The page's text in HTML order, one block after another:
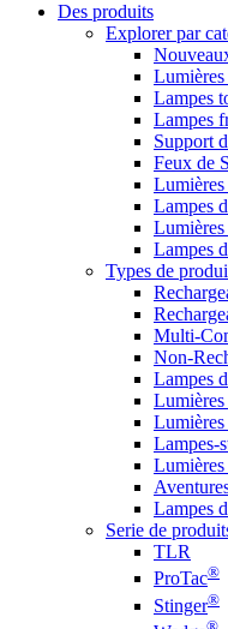
Des produits
Explorer par
Lumières
Lampes
Lampes
Support
Feux de
Lumières
Lampes
Lumières
Lampes
Types de
Multi-
Non-
Lampes
Lumières
Lampes-
Lumières
Lampes
Serie de
TLR
ProTac®
Stinger®